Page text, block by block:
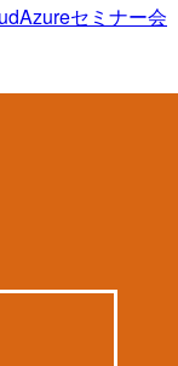
Azureセミナー会